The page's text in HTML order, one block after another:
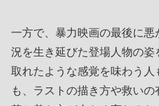
一方で、暴力映画の最後に
況を生き延びた登場人物の
取れたような感覚を味わう
も、ラストの描き方や救い